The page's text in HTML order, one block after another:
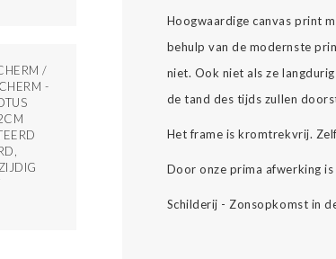
/
-
Hoogwaardige canvas print
behulp van de modernste
niet. Ook niet als ze
de tand des tijds zullen
Het frame is kromtrekvrij.
Door onze prima afwerking
Schilderij - Zonsopkomst in